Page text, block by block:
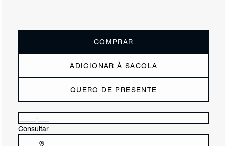
COMPRAR
ADICIONAR À SACOLA
QUERO DE PRESENTE
Consultar